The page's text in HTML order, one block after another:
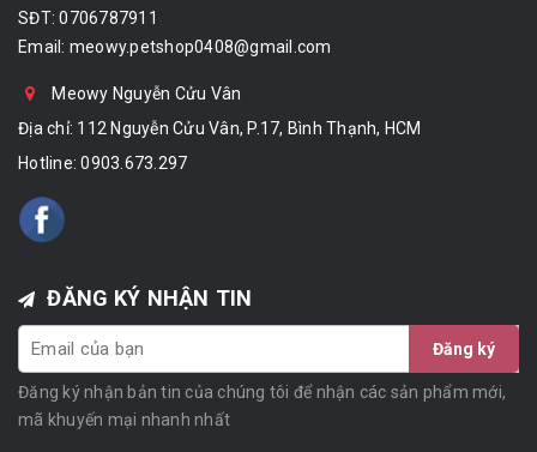
SĐT: 0706787911
Email: meowy.petshop0408@gmail.com
Meowy Nguyễn Cửu Vân
Địa chỉ: 112 Nguyễn Cửu Vân, P.17, Bình Thạnh, HCM
Hotline:0903.673.297
ĐĂNG KÝ NHẬN TIN
Đăng ký
Đăng ký nhận bản tin của chúng tôi để nhận các sản phẩm mới,
mã khuyến mại nhanh nhất